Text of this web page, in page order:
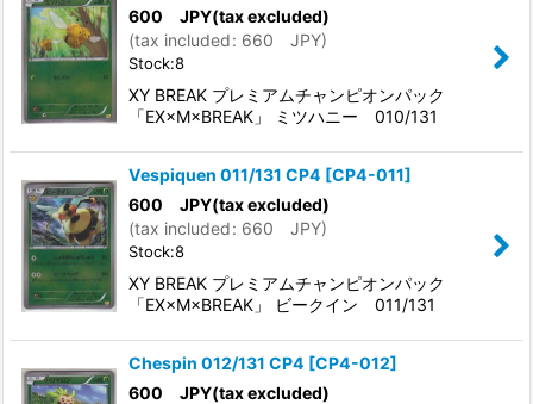
600 JPY(tax excluded)
(tax included: 660 JPY)
Stock:8
XY BREAK プレミアムチャンピオンパック
「EX×M×BREAK」 ミツハニー 010/131
Vespiquen 011/131 CP4 [CP4-011]
600 JPY(tax excluded)
(tax included: 660 JPY)
Stock:8
XY BREAK プレミアムチャンピオンパック
「EX×M×BREAK」 ビークイン 011/131
Chespin 012/131 CP4 [CP4-012]
600 JPY(tax excluded)